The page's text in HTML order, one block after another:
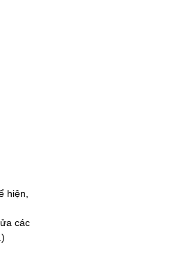
hiện,
các